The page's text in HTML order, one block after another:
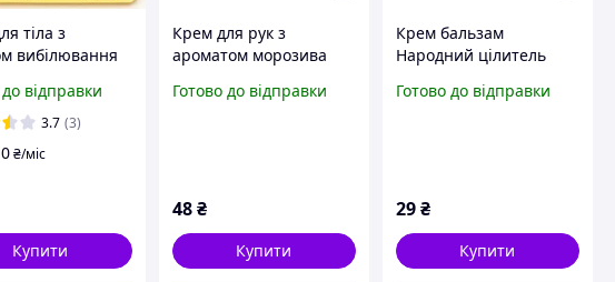
тіла з
вибілювання
шкіри тіла,
відправки
3.7 (3)
₴/міс
Купити
Крем для рук з
ароматом морозива
Готово до відправки
48 ₴
Купити
Крем бальзам
Народний цілитель
розтягненнях 10 г
Готово до відправки
29₴
Купити